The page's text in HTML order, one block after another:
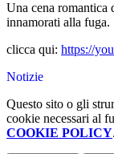
Una cena romantica
innamorati alla fuga.
clicca qui: https://
Notizie
Questo sito o gli
cookie necessari al
COOKIE POLICY.